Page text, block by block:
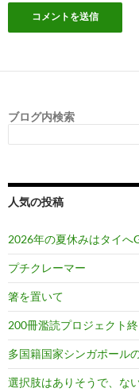
ブログ内検索
人気の投稿
2026年の夏休みはタイへ
プチクレーマー
箸を置いて
200冊濫読プロジェクト終
多国籍国家シンガポール
選択肢はありそうで、な